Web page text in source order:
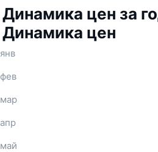
Динамика цен за
Динамика цен
янв
фев
мар
апр
май